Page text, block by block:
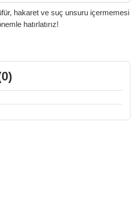
hakaret ve suç unsuru içermemesi
hatırlatırız!
0)